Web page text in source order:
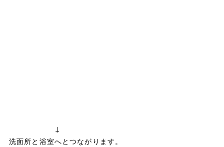
↓
洗面所と浴室へとつながります。